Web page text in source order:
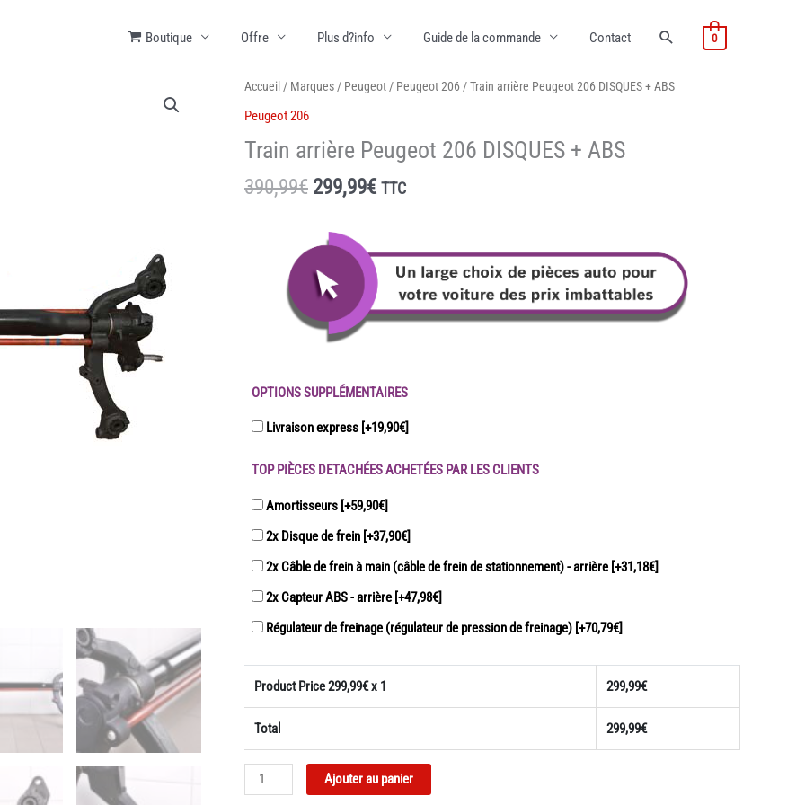
Boutique Offre Plus d?info Guide de la commande Contact 0
Accueil / Marques / Peugeot / Peugeot 206 / Train arrière Peugeot 206 DISQUES + ABS
Peugeot 206
Train arrière Peugeot 206 DISQUES + ABS
390,99€ Le
initial
était :
390,99€.
299,99€Le
est :
299,99€.
TTC
OPTIONS SUPPLÉMENTAIRES
Livraison express [+19,90€]
TOP PIÈCES DETACHÉES ACHETÉES PAR LES CLIENTS
Amortisseurs [+59,90€]
2x Disque de frein [+37,90€]
2x Câble de frein à main (câble de frein de stationnement) - arrière [+31,18€]
2x Capteur ABS - arrière [+47,98€]
Régulateur de freinage (régulateur de pression de freinage) [+70,79€]
Product Price299,99€ x 1 299,99€
Total 299,99€
quantité
de
Ajouter au panier